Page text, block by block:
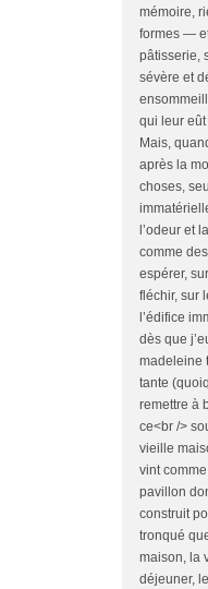
mémoire,
formes —
pâtisserie,
sévère et
qui leur
Mais,
après la
choses,
l’odeur et
comme
espérer,
fléchir, sur
l’édifice
dès que
madeleine
tante
remettre à
ce<br />
vieille
vint
pavillon
construit
tronqué
maison, la
déjeuner,